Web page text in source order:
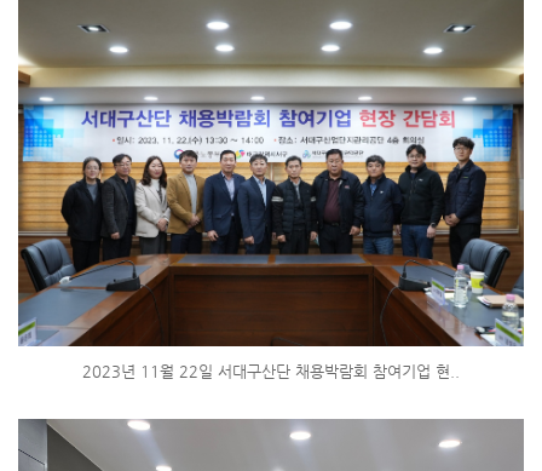
2023년 11월 22일 서대구산단 채용박람회 참여기업 현..